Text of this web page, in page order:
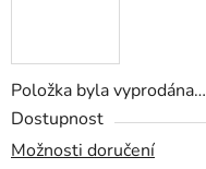
Položka byla vyprodána…
Dostupnost
Možnosti doručení